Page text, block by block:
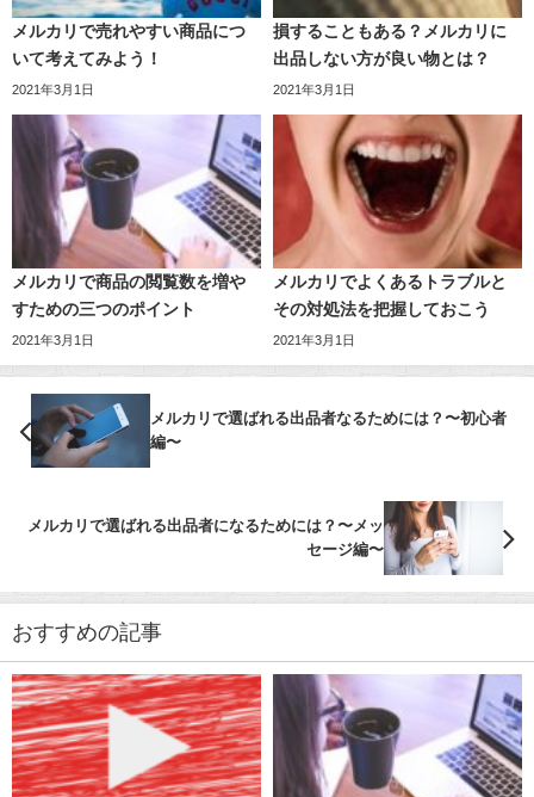
メルカリで売れやすい商品につ
いて考えてみよう！
2021年3月1日
損することもある？メルカリに
出品しない方が良い物とは？
2021年3月1日
メルカリで商品の閲覧数を増や
すための三つのポイント
2021年3月1日
メルカリでよくあるトラブルと
その対処法を把握しておこう
2021年3月1日
メルカリで選ばれる出品者なるためには？〜初心者
編〜
メルカリで選ばれる出品者になるためには？〜メッ
セージ編〜
おすすめの記事